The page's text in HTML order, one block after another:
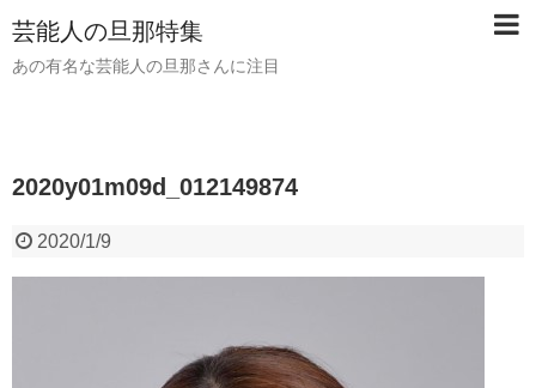
芸能人の旦那特集
あの有名な芸能人の旦那さんに注目
2020y01m09d_012149874
2020/1/9